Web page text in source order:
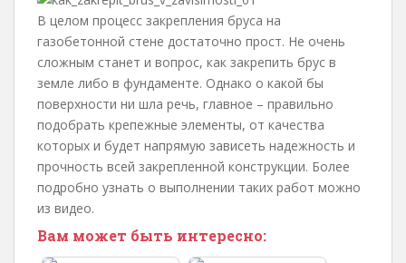
В целом процесс закрепления бруса на
газобетонной стене достаточно прост. Не очень
сложным станет и вопрос, как закрепить брус в
земле либо в фундаменте. Однако о какой бы
поверхности ни шла речь, главное – правильно
подобрать крепежные элементы, от качества
которых и будет напрямую зависеть надежность и
прочность всей закрепленной конструкции. Более
подробно узнать о выполнении таких работ можно
из видео.
Вам может быть интересно: